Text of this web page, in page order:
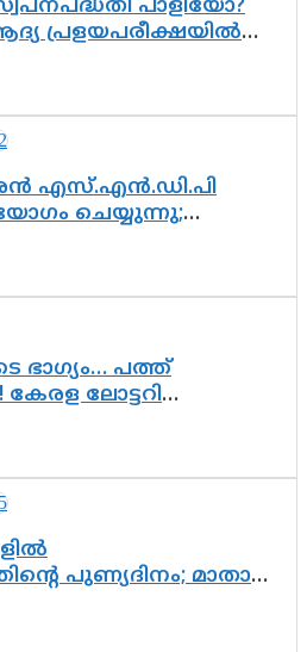
പാളിയോ?
പ്രളയപരീക്ഷയിൽ
എസ്.എൻ.ഡി.പി
ചെയ്യുന്നു;
ഗോപാലൻ
ഭാഗ്യം… പത്ത്
ലോട്ടറി
പുണ്യദിനം; മാതാ